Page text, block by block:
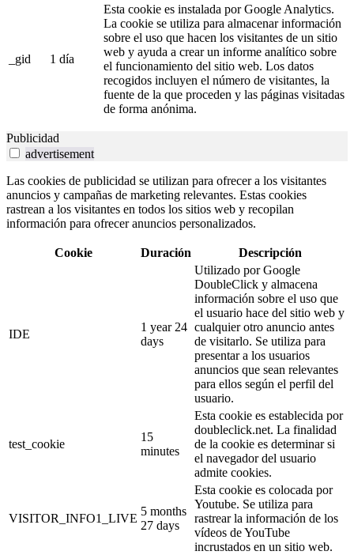
_gid 1 día
Esta cookie es instalada por Google Analytics.
La cookie se utiliza para almacenar información
sobre el uso que hacen los visitantes de un sitio
web y ayuda a crear un informe analítico sobre
el funcionamiento del sitio web. Los datos
recogidos incluyen el número de visitantes, la
fuente de la que proceden y las páginas visitadas
de forma anónima.
Publicidad
advertisement
Las cookies de publicidad se utilizan para ofrecer a los visitantes
anuncios y campañas de marketing relevantes. Estas cookies
rastrean a los visitantes en todos los sitios web y recopilan
información para ofrecer anuncios personalizados.
Cookie Duración Descripción
IDE
1 year 24
days
Utilizado por Google
DoubleClick y almacena
información sobre el uso que
el usuario hace del sitio web y
cualquier otro anuncio antes
de visitarlo. Se utiliza para
presentar a los usuarios
anuncios que sean relevantes
para ellos según el perfil del
usuario.
test_cookie
15
minutes
Esta cookie es establecida por
doubleclick.net. La finalidad
de la cookie es determinar si
el navegador del usuario
admite cookies.
VISITOR_INFO1_LIVE
5 months
27 days
Esta cookie es colocada por
Youtube. Se utiliza para
rastrear la información de los
vídeos de YouTube
incrustados en un sitio web.